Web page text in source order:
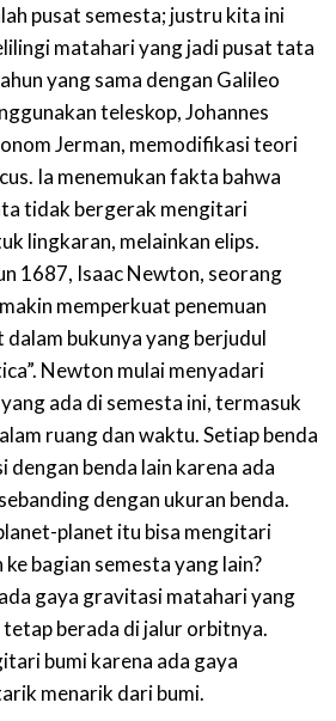
pusat semesta; justru kita ini
matahari yang jadi pusat tata
yang sama dengan Galileo
teleskop, Johannes
Jerman, memodifikasi teori
Ia menemukan fakta bahwa
tidak bergerak mengitari
lingkaran, melainkan elips.
1687, Isaac Newton, seorang
memperkuat penemuan
bukunya yang berjudul
Newton mulai menyadari
ada di semesta ini, termasuk
ruang dan waktu. Setiap benda
dengan benda lain karena ada
dengan ukuran benda.
planet itu bisa mengitari
bagian semesta yang lain?
gaya gravitasi matahari yang
berada di jalur orbitnya.
bumi karena ada gaya
menarik dari bumi.